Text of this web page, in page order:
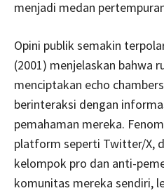
menjadi medan
Opini publik semakin
(2001) menjelaskan bahwa
menciptakan echo
berinteraksi dengan
pemahaman mereka.
platform seperti Twitter/X,
kelompok pro dan anti-
komunitas mereka sendiri,